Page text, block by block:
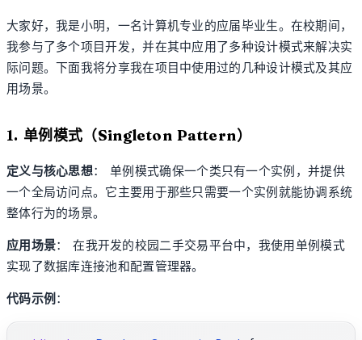
大家好，我是小明，一名计算机专业的应届毕业生。在校期间，
我参与了多个项目开发，并在其中应用了多种设计模式来解决实
际问题。下面我将分享我在项目中使用过的几种设计模式及其应
用场景。
1. 单例模式（Singleton Pattern）
定义与核心思想： 单例模式确保一个类只有一个实例，并提供
一个全局访问点。它主要用于那些只需要一个实例就能协调系统
整体行为的场景。
应用场景： 在我开发的校园二手交易平台中，我使用单例模式
实现了数据库连接池和配置管理器。
代码示例 ：